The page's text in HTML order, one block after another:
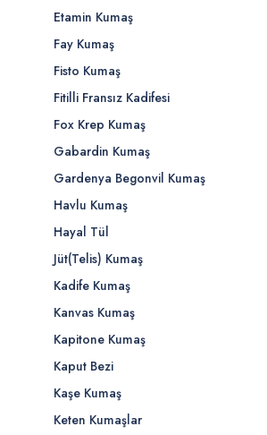
Etamin Kumaş
Fay Kumaş
Fisto Kumaş
Fitilli Fransız Kadifesi
Fox Krep Kumaş
Gabardin Kumaş
Gardenya Begonvil Kumaş
Havlu Kumaş
Hayal Tül
Jüt(Telis) Kumaş
Kadife Kumaş
Kanvas Kumaş
Kapitone Kumaş
Kaput Bezi
Kaşe Kumaş
Keten Kumaşlar